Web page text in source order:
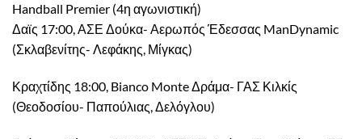
Handball Premier (4η αγωνιστική)
Δαϊς 17:00, ΑΣΕ Δούκα- Αερωπός Έδεσσας ManDynamic
(Σκλαβενίτης- Λεφάκης, Μίγκας)
Κραχτίδης 18:00, Bianco Monte Δράμα- ΓΑΣ Κιλκίς
(Θεοδοσίου- Παπούλιας, Δελόγλου)